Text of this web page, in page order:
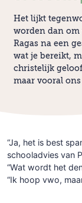
Het lijkt
worden dan om
Ragas na een
wat je bereikt,
christelijk
maar vooral
“Ja, het is best
schooladvies van
“Wat wordt het
“Ik hoop vwo,